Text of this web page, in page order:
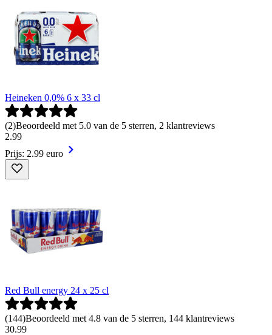
Heineken 0,0% 6 x 33 cl
(2)Beoordeeld met 5.0 van de 5 sterren, 2 klantreviews
2.99
Prijs: 2.99 euro
Red Bull energy 24 x 25 cl
(144)Beoordeeld met 4.8 van de 5 sterren, 144 klantreviews
30.99